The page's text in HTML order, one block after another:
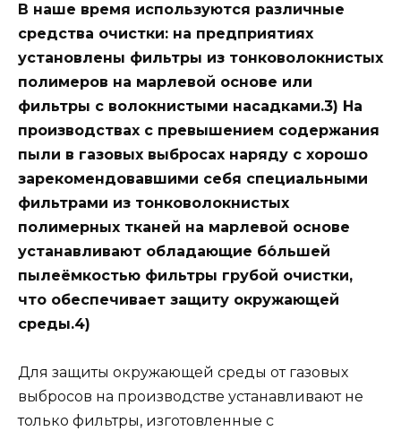
В наше время используются различные
средства очистки: на предприятиях
установлены фильтры из тонковолокнистых
полимеров на марлевой основе или
фильтры с волокнистыми насадками.3) На
производствах с превышением содержания
пыли в газовых выбросах наряду с хорошо
зарекомендовавшими себя специальными
фильтрами из тонковолокнистых
полимерных тканей на марлевой основе
устанавливают обладающие бо́льшей
пылеёмкостью фильтры грубой очистки,
что обеспечивает защиту окружающей
среды.4)
Для защиты окружающей среды от газовых
выбросов на производстве устанавливают не
только фильтры, изготовленные с